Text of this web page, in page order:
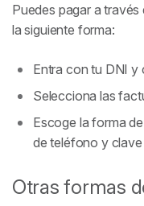
Puedes pagar a
la siguiente forma:
Entra con tu DNI y
Selecciona las
Escoge la forma
de teléfono y clave
Otras formas